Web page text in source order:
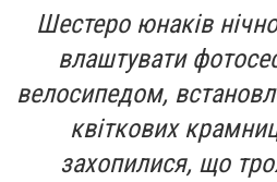
Шестеро юнаків
влаштувати
велосипедом,
квіткових
захопилися, що